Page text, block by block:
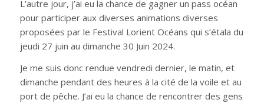
L’autre jour, j’ai eu la chance de gagner un pass océan
pour participer aux diverses animations diverses
proposées par le Festival Lorient Océans qui s’étala du
jeudi 27 juin au dimanche 30 Juin 2024.
Je me suis donc rendue vendredi dernier, le matin, et
dimanche pendant des heures à la cité de la voile et au
port de pêche. J’ai eu la chance de rencontrer des gens